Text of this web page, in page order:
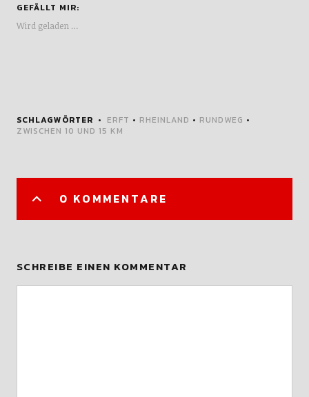
GEFÄLLT MIR:
Wird geladen …
SCHLAGWÖRTER ERFT • RHEINLAND • RUNDWEG •
ZWISCHEN 10 UND 15 KM
0 KOMMENTARE
SCHREIBE EINEN KOMMENTAR